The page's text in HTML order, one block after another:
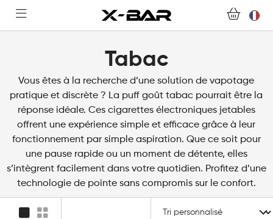
Tabac
Vous êtes à la recherche d’une solution de vapotage
pratique et discrète ? La puff goût tabac pourrait être la
réponse idéale. Ces cigarettes électroniques jetables
offrent une expérience simple et efficace grâce à leur
fonctionnement par simple aspiration. Que ce soit pour
une pause rapide ou un moment de détente, elles
s’intègrent facilement dans votre quotidien. Profitez d’une
technologie de pointe sans compromis sur le confort.